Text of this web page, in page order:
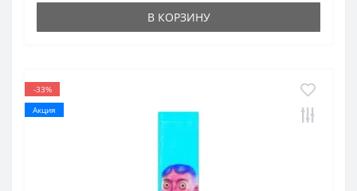
В КОРЗИНУ
-33%
Акция